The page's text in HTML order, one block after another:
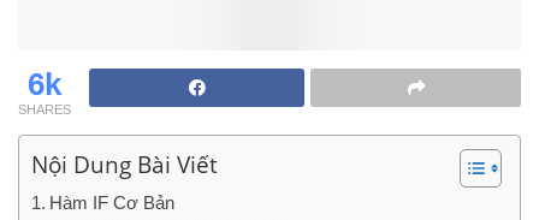
6k
SHARES
Nội Dung Bài Viết
Hàm IF Cơ Bản